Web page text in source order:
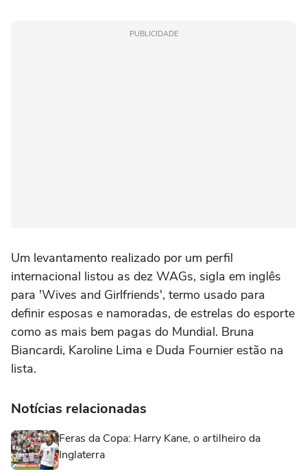
PUBLICIDADE
Um levantamento realizado por um perfil
internacional listou as dez WAGs, sigla em inglês
para 'Wives and Girlfriends', termo usado para
definir esposas e namoradas, de estrelas do esporte
como as mais bem pagas do Mundial. Bruna
Biancardi, Karoline Lima e Duda Fournier estão na
lista.
Notícias relacionadas
Feras da Copa: Harry Kane, o artilheiro da
Inglaterra